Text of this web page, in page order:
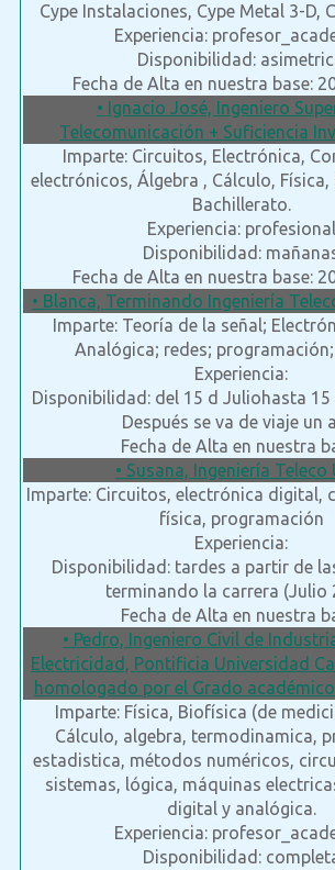
Cype Instalaciones, Cype Metal 3-D,
Experiencia:
Disponibilidad:
Fecha de Alta en nuestra base:
• Ignacio José, Ingeniero
Telecomunicación + Suficiencia
Imparte: Circuitos, Electrónica,
electrónicos, Álgebra , Cálculo,
Bachillerato.
Experiencia: profesional
Disponibilidad:
Fecha de Alta en nuestra base:
• Blanca, Terminando Ingeniería
Imparte: Teoría de la señal;
Analógica; redes;
Experiencia:
Disponibilidad: del 15 d Juliohasta 15
Después se va de viaje un
Fecha de Alta en nuestra
• Susana, Ingeniería Teleco
Imparte: Circuitos, electrónica digital,
física, programación
Experiencia:
Disponibilidad: tardes a partir de
terminando la carrera (Julio
Fecha de Alta en nuestra
• Pedro, Ingeniero Civil de
Electricidad, Pontificia Universidad
homologado por el Grado
Imparte: Física, Biofísica (de
Cálculo, algebra, termodinamica,
estadistica, métodos numéricos,
sistemas, lógica, máquinas
digital y analógica.
Experiencia:
Disponibilidad: